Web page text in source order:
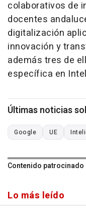
colaborativos de
docentes
digitalización
innovación y
además tres de
específica en
Últimas noticias
Google UE
Contenido patrocinado
Lo más leído